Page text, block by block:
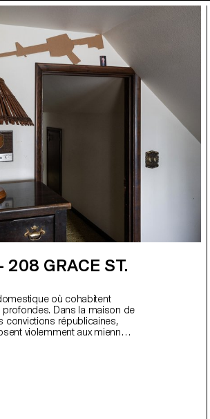
208 GRACE ST.
où cohabitent
Dans la maison de
convictions républicaines,
violemment aux miennes.